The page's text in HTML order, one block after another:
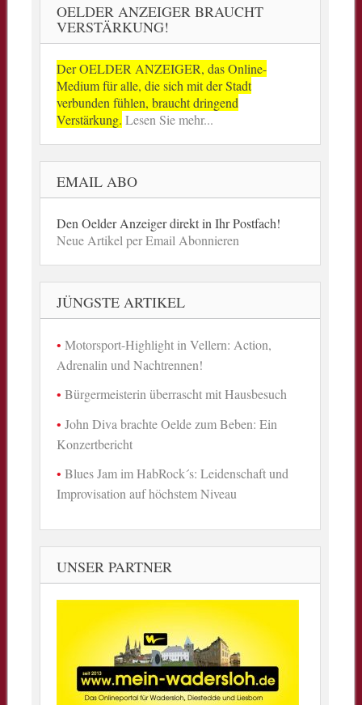
OELDER ANZEIGER BRAUCHT
VERSTÄRKUNG!
Der OELDER ANZEIGER, das Online-
Medium für alle, die sich mit der Stadt
verbunden fühlen, braucht dringend
Verstärkung. Lesen Sie mehr...
EMAIL ABO
Den Oelder Anzeiger direkt in Ihr Postfach!
Neue Artikel per Email Abonnieren
JÜNGSTE ARTIKEL
Motorsport-Highlight in Vellern: Action,
Adrenalin und Nachtrennen!
Bürgermeisterin überrascht mit Hausbesuch
John Diva brachte Oelde zum Beben: Ein
Konzertbericht
Blues Jam im HabRock´s: Leidenschaft und
Improvisation auf höchstem Niveau
UNSER PARTNER